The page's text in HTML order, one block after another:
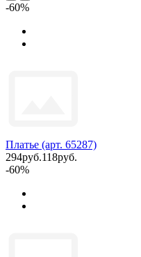
-60%
Платье (арт. 65287)
294руб.118руб.
-60%